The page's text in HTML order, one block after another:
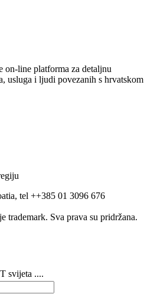
on-line platforma za detaljnu
usluga i ljudi povezanih s hrvatskom
tel ++385 01 3096 676
trademark. Sva prava su pridržana.
svijeta ....